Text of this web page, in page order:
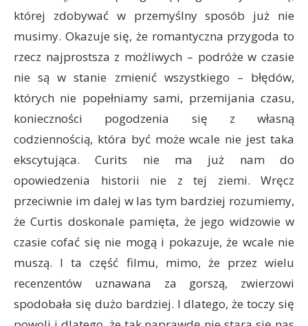
której zdobywać w przemyślny sposób już nie
musimy. Okazuje się, że romantyczna przygoda to
rzecz najprostsza z możliwych – podróże w czasie
nie są w stanie zmienić wszystkiego – błędów,
których nie popełniamy sami, przemijania czasu,
konieczności pogodzenia się z własną
codziennością, która być może wcale nie jest taka
ekscytująca. Curits nie ma już nam do
opowiedzenia historii nie z tej ziemi. Wręcz
przeciwnie im dalej w las tym bardziej rozumiemy,
że Curtis doskonale pamięta, że jego widzowie w
czasie cofać się nie mogą i pokazuje, że wcale nie
muszą. I ta część filmu, mimo, że przez wielu
recenzentów uznawana za gorszą, zwierzowi
spodobała się dużo bardziej. I dlatego, że toczy się